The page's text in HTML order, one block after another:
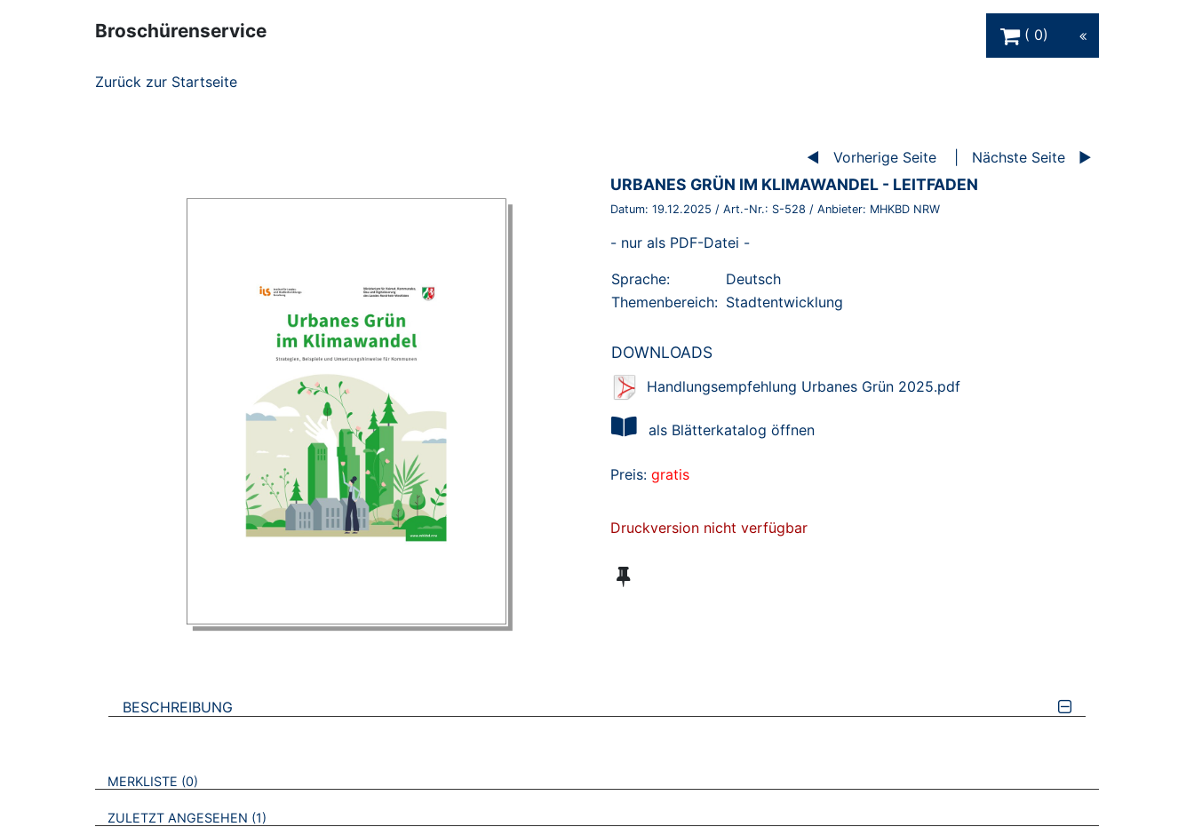
Broschürenservice
0
Zurück zur Startseite
Vorherige Seite Nächste Seite
BROSCHÜRE:
URBANES GRÜN IM KLIMAWANDEL - LEITFADEN
Datum: 19.12.2025 / Art.-Nr.: S-528 / Anbieter: MHKBD NRW
- nur als PDF-Datei -
Sprache:
Deutsch
Themenbereich: Stadtentwicklung
DOWNLOADS
Handlungsempfehlung Urbanes Grün 2025.pdf
als Blätterkatalog öffnen
Preis: gratis
Druckversion nicht verfügbar
BESCHREIBUNG
VERWEISE AUF VERMERKTE- ODER ZULETZT ANGESEHENE BROSCHÜREN
MERKLISTE 0
ZULETZT ANGESEHEN 1